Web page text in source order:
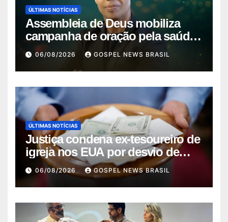
ÚLTIMAS NOTÍCIAS
Assembleia de Deus mobiliza
campanha de oração pela saúde
do pas…
06/08/2026 GOSPEL NEWS BRASIL
ÚLTIMAS NOTÍCIAS
Justiça condena ex-tesoureiro de
igreja nos EUA por desvio de
quas…
06/08/2026 GOSPEL NEWS BRASIL